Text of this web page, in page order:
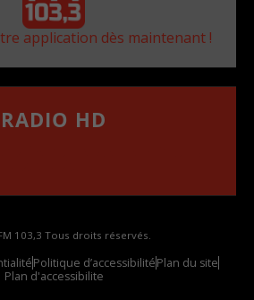
application dès maintenant !
RADIO HD
103,3 Tous droits réservés.
Politique d’accessibilitéPlan du site
Plan d'accessibilite